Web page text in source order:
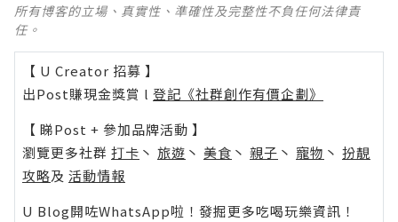
所有博客的立場、真實性、準確性及完整性不負任何法律責
任。
【 U Creator 招募 】
出Post賺現金獎賞 l 登記《社群創作有價企劃》
【 睇Post + 參加品牌活動 】
瀏覽更多社群 打卡 丶 旅遊 丶 美食 丶 親子 丶 寵物 丶 扮靚
攻略及 活動情報
U Blog開咗WhatsApp啦！發掘更多吃喝玩樂資訊！